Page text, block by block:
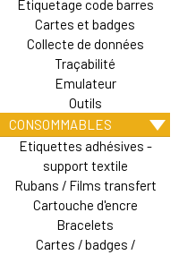
Etiquetage code barres
Cartes et badges
Collecte de données
Traçabilité
Emulateur
Outils
CONSOMMABLES
Etiquettes adhésives -
support textile
Rubans / Films transfert
Cartouche d'encre
Bracelets
Cartes / badges /